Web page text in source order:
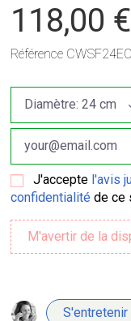
118,00 €
Référence
J'accepte l'avis
confidentialité de ce